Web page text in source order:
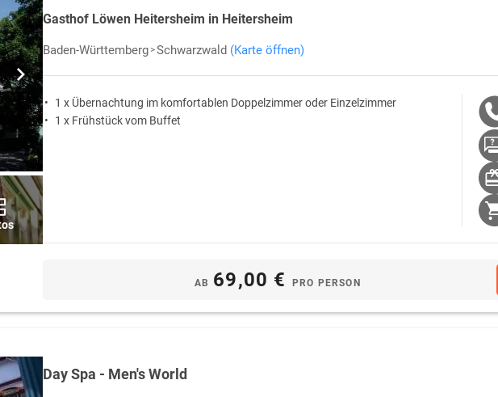
Gasthof Löwen Heitersheim in Heitersheim
Baden-Württemberg Schwarzwald (Karte öffnen)
1 x Übernachtung im komfortablen Doppelzimmer oder Einzelzimmer
1 x Frühstück vom Buffet
AB 69,00 € PRO PERSON
Day Spa - Men's World